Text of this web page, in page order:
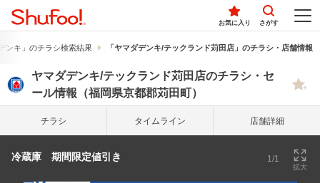
お気に入り さがす
ンキ」のチラシ検索結果 「ヤマダデンキ/テックランド苅田店」のチラシ・店舗情報
ヤマダデンキ/テックランド苅田店のチラシ・セ
ール情報（福岡県京都郡苅田町）
チラシ タイム ライン 店舗詳細
冷蔵庫 期間限定値引き 1/1
拡大